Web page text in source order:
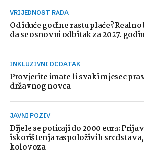
VRIJEDNOST RADA
Od iduće godine rastu plaće?
da se osnovni odbitak za 2027.
INKLUZIVNI DODATAK
Provjerite imate li svaki mjesec
državnog novca
JAVNI POZIV
Dijele se poticaji do 2000 eura:
iskorištenja raspoloživih sredstava,
kolovoza